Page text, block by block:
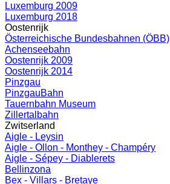
Luxemburg 2009
Luxemburg 2018
Oostenrijk
Österreichische Bundesbahnen (ÖBB)
Achenseebahn
Oostenrijk 2009
Oostenrijk 2014
Pinzgau
PinzgauBahn
Tauernbahn Museum
Zillertalbahn
Zwitserland
Aigle - Leysin
Aigle - Ollon - Monthey - Champéry
Aigle - Sépey - Diablerets
Bellinzona
Bex - Villars - Bretaye